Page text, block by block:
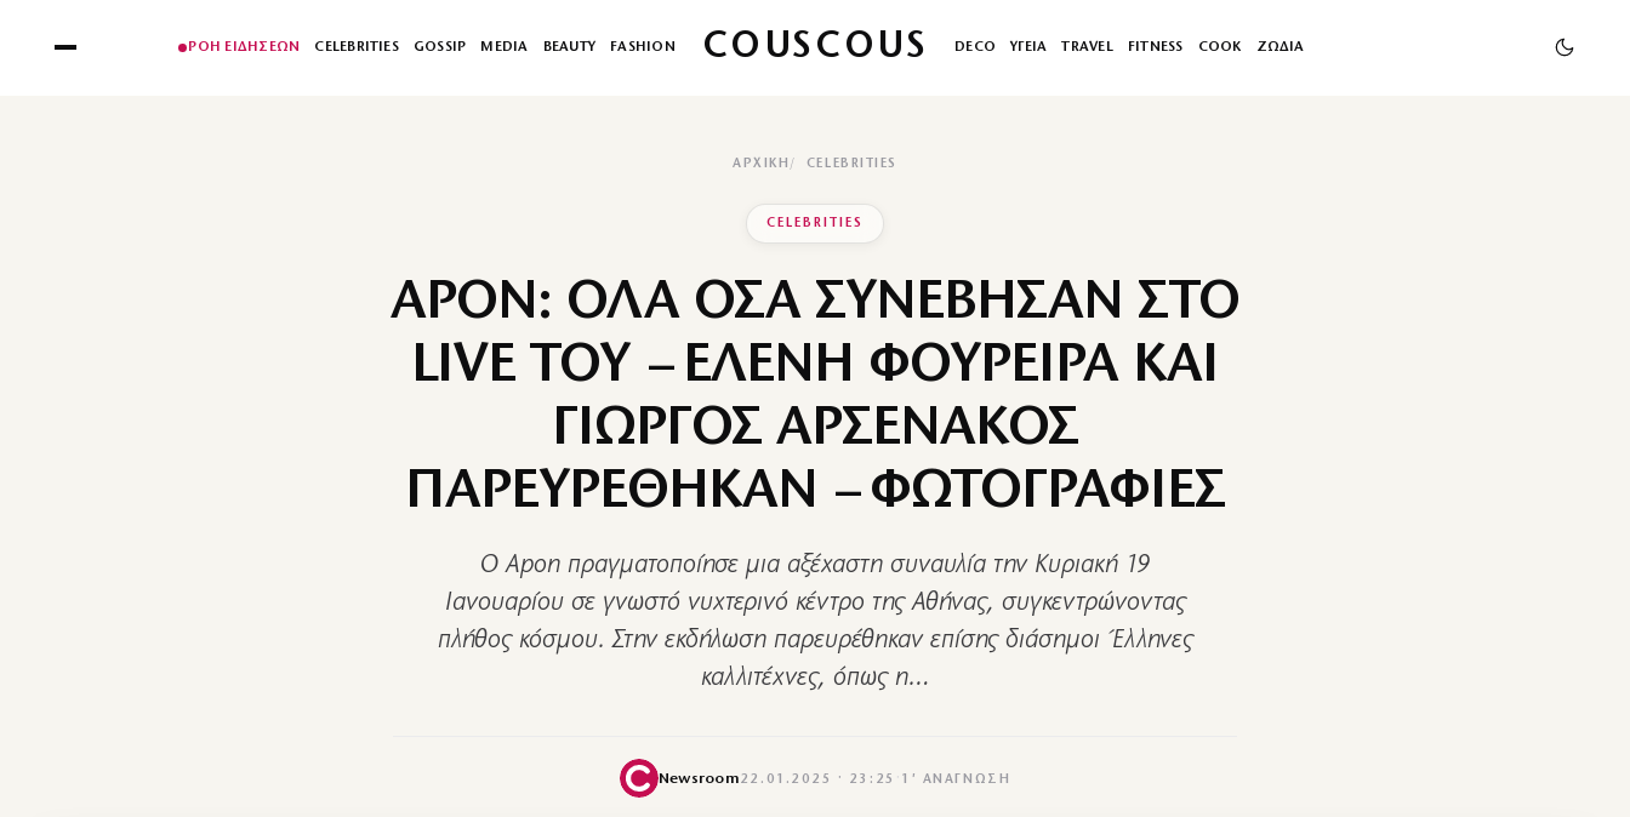
ΡΟΗ ΕΙΔΗΣΕΩΝ CELEBRITIES GOSSIP MEDIA BEAUTY FASHION COUSCOUS DECO ΥΓΕΙΑ TRAVEL FITNESS COOK ΖΩΔΙΑ
ΑΡΧΙΚΉ CELEBRITIES
CELEBRITIES
APON: ΟΛΑ ΟΣΑ ΣΥΝΕΒΗΣΑΝ ΣΤΟ
LIVE ΤΟΥ – ΕΛΕΝΗ ΦΟΥΡΕΙΡΑ ΚΑΙ
ΓΙΩΡΓΟΣ ΑΡΣΕΝΑΚΟΣ
ΠΑΡΕΥΡΕΘΗΚΑΝ – ΦΩΤΟΓΡΑΦΙΕΣ
Ο Apon πραγματοποίησε μια αξέχαστη συναυλία την Κυριακή 19
Ιανουαρίου σε γνωστό νυχτερινό κέντρο της Αθήνας, συγκεντρώνοντας
πλήθος κόσμου. Στην εκδήλωση παρευρέθηκαν επίσης διάσημοι Έλληνες
καλλιτέχνες, όπως η…
Newsroom22.01.2025 · 23:25 · 1′ ΑΝΆΓΝΩΣΗ